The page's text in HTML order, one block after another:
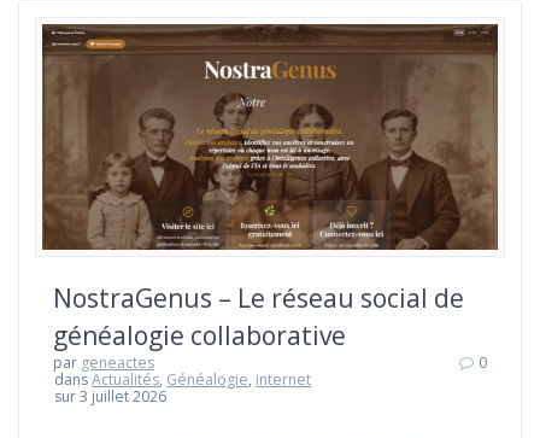
NostraGenus – Le réseau social de
généalogie collaborative
par geneactes
dansActualités, Généalogie, internet
sur 3 juillet 2026
0